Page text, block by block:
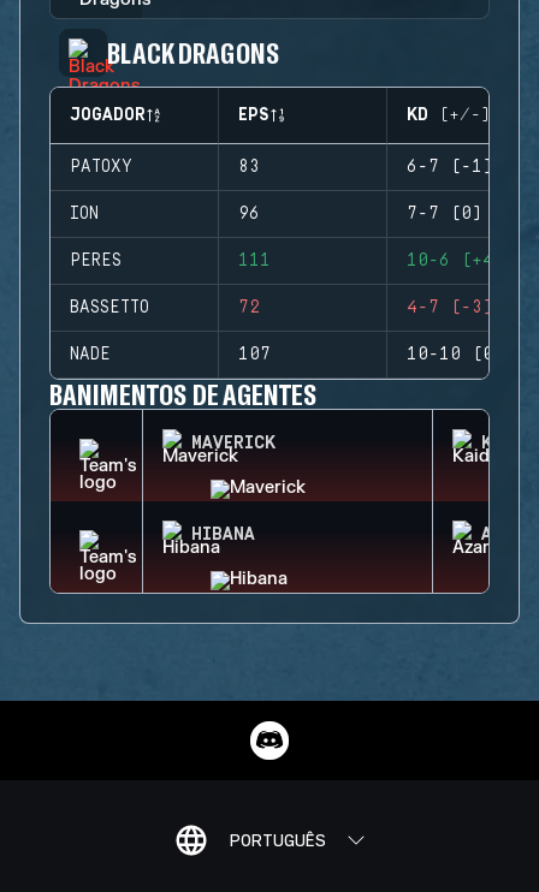
BLACK DRAGONS
JOGADOR EPS KD (+/-)
PATOXY 83 6-7 (-1)
ION 96 7-7 (0)
PERES 111 10-6 (+4)
BASSETTO 72 4-7 (-3)
NADE 107 10-10 (0)
BANIMENTOS DE AGENTES
MAVERICK KAID
HIBANA AZAMI
PORTUGUÊS